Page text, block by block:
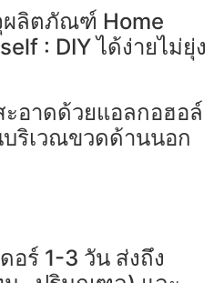
ผลิตภัณฑ์ Home
: DIY ได้ง่ายไม่ยุ่ง
อาดด้วยแอลกอฮอล์
ริเวณขวดด้านนอก
อร์ 1-3 วัน ส่งถึง